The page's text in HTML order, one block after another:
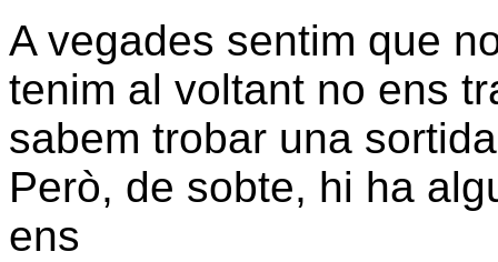
A vegades sentim que
tenim al voltant no ens
sabem trobar una
Però, de sobte, hi ha
ens